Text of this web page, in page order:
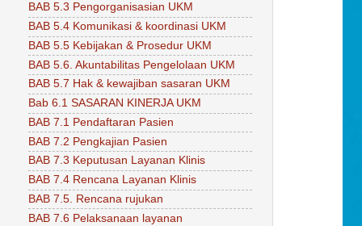
BAB 5.3 Pengorganisasian UKM
BAB 5.4 Komunikasi & koordinasi UKM
BAB 5.5 Kebijakan & Prosedur UKM
BAB 5.6. Akuntabilitas Pengelolaan UKM
BAB 5.7 Hak & kewajiban sasaran UKM
Bab 6.1 SASARAN KINERJA UKM
BAB 7.1 Pendaftaran Pasien
BAB 7.2 Pengkajian Pasien
BAB 7.3 Keputusan Layanan Klinis
BAB 7.4 Rencana Layanan Klinis
BAB 7.5. Rencana rujukan
BAB 7.6 Pelaksanaan layanan